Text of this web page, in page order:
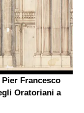
Francesco
Oratoriani a